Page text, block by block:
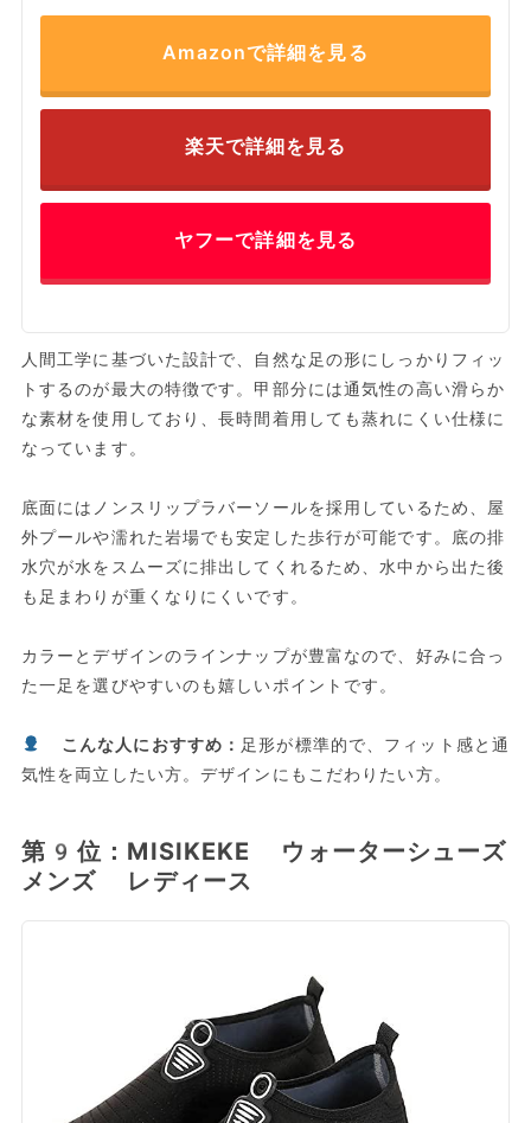
Amazonで詳細を見る
楽天で詳細を見る
ヤフーで詳細を見る
人間工学に基づいた設計で、自然な足の形にしっかりフィッ
トするのが最大の特徴です。甲部分には通気性の高い滑らか
な素材を使用しており、長時間着用しても蒸れにくい仕様に
なっています。
底面にはノンスリップラバーソールを採用しているため、屋
外プールや濡れた岩場でも安定した歩行が可能です。底の排
水穴が水をスムーズに排出してくれるため、水中から出た後
も足まわりが重くなりにくいです。
カラーとデザインのラインナップが豊富なので、好みに合っ
た一足を選びやすいのも嬉しいポイントです。
こんな人におすすめ： 足形が標準的で、フィット感と通
気性を両立したい方。デザインにもこだわりたい方。
第9位：MISIKEKE ウォーターシューズ
メンズ レディース